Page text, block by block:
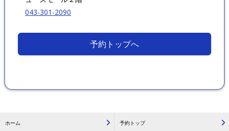
043-301-2090
予約トップへ
ホーム 予約トップ